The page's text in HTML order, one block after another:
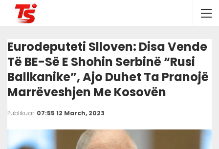
Eurodeputeti Slloven: Disa Vende
Të BE-Së E Shohin Serbinë “Rusi
Ballkanike”, Ajo Duhet Ta Pranojë
Marrëveshjen Me Kosovën
Publikuar 07:55 12 March, 2023